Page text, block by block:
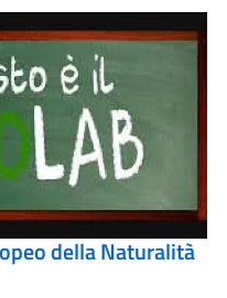
della Naturalità